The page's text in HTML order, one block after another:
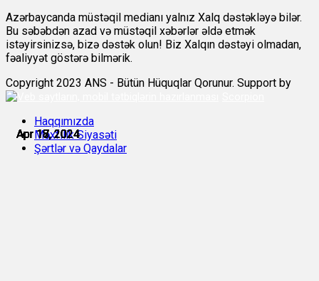
Apr 17, 2024
Apr 17, 2024
Apr 17, 2024
Apr 18, 2024
Apr 18, 2024
Apr 18, 2024
Azərbaycanda müstəqil medianı yalnız Xalq dəstəkləyə bilər.
Bu səbəbdən azad və müstəqil xəbərlər əldə etmək
istəyirsinizsə, bizə dəstək olun! Biz Xalqın dəstəyi olmadan,
fəaliyyət göstərə bilmərik.
Copyright 2023 ANS - Bütün Hüquqlar Qorunur. Support by
Haqqımızda
Məxfilik Siyasəti
Şərtlər və Qaydalar